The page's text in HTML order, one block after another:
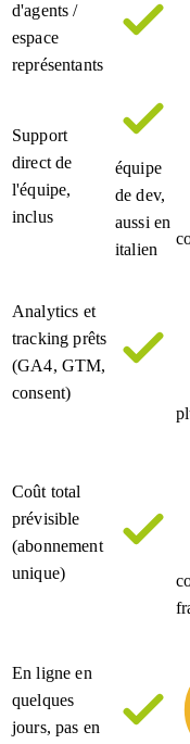
d'agents /
espace
représentants
Support
direct de
l'équipe,
inclus
équipe
de dev,
aussi en
italien
Analytics et
tracking prêts
(GA4, GTM,
consent)
Coût total
prévisible
(abonnement
unique)
En ligne en
quelques
jours, pas en